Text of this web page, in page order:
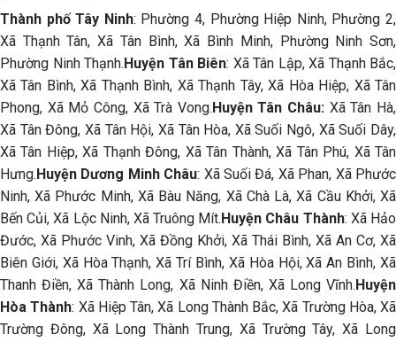
Thành phố Tây Ninh: Phường 4, Phường Hiệp Ninh, Phường 2,
Xã Thạnh Tân, Xã Tân Bình, Xã Bình Minh, Phường Ninh Sơn,
Phường Ninh Thạnh.Huyện Tân Biên: Xã Tân Lập, Xã Thạnh Bắc,
Xã Tân Bình, Xã Thạnh Bình, Xã Thạnh Tây, Xã Hòa Hiệp, Xã Tân
Phong, Xã Mỏ Công, Xã Trà Vong.Huyện Tân Châu: Xã Tân Hà,
Xã Tân Đông, Xã Tân Hội, Xã Tân Hòa, Xã Suối Ngô, Xã Suối Dây,
Xã Tân Hiệp, Xã Thạnh Đông, Xã Tân Thành, Xã Tân Phú, Xã Tân
Hưng.Huyện Dương Minh Châu: Xã Suối Đá, Xã Phan, Xã Phước
Ninh, Xã Phước Minh, Xã Bàu Năng, Xã Chà Là, Xã Cầu Khởi, Xã
Bến Củi, Xã Lộc Ninh, Xã Truông Mít.Huyện Châu Thành: Xã Hảo
Đước, Xã Phước Vinh, Xã Đồng Khởi, Xã Thái Bình, Xã An Cơ, Xã
Biên Giới, Xã Hòa Thạnh, Xã Trí Bình, Xã Hòa Hội, Xã An Bình, Xã
Thanh Điền, Xã Thành Long, Xã Ninh Điền, Xã Long Vĩnh.Huyện
Hòa Thành: Xã Hiệp Tân, Xã Long Thành Bắc, Xã Trường Hòa, Xã
Trường Đông, Xã Long Thành Trung, Xã Trường Tây, Xã Long